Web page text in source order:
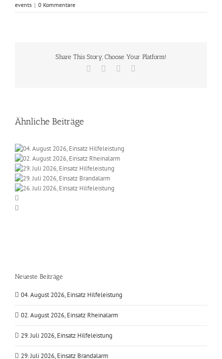
events | 0 Kommentare
Share This Story, Choose Your Platform!
Facebook
Ähnliche Beiträge
Neueste Beiträge
04. August 2026, Einsatz Hilfeleistung
02. August 2026, Einsatz Rheinalarm
29. Juli 2026, Einsatz Hilfeleistung
29. Juli 2026, Einsatz Brandalarm